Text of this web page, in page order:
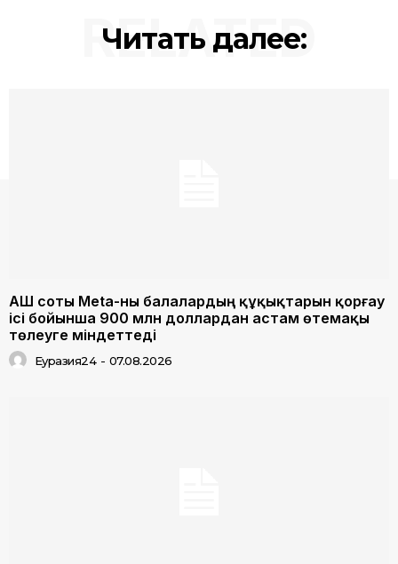
Читать далее:
RELATED
АҚШ соты Meta-ны балалардың құқықтарын қорғау
ісі бойынша 900 млн доллардан астам өтемақы
төлеуге міндеттеді
Еуразия24 - 07.08.2026